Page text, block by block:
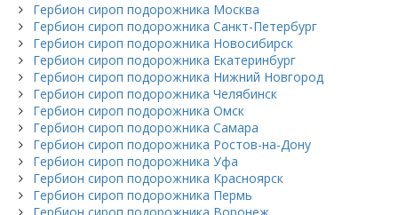
Гербион сироп подорожника Москва
Гербион сироп подорожника Санкт-Петербург
Гербион сироп подорожника Новосибирск
Гербион сироп подорожника Екатеринбург
Гербион сироп подорожника Нижний Новгород
Гербион сироп подорожника Челябинск
Гербион сироп подорожника Омск
Гербион сироп подорожника Самара
Гербион сироп подорожника Ростов-на-Дону
Гербион сироп подорожника Уфа
Гербион сироп подорожника Красноярск
Гербион сироп подорожника Пермь